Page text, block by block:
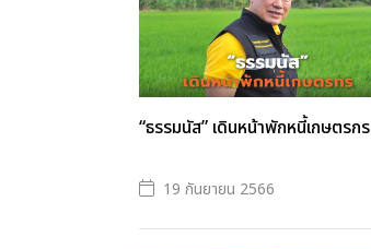
“ธรรมนัส” เดินหน้าพักหนี้เกษตรกร
19 กันยายน 2566